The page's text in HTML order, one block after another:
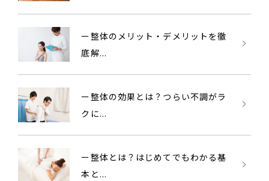
ー整体のメリット・デメリットを徹
底解...
ー整体の効果とは？つらい不調がラ
クに...
ー整体とは？はじめてでもわかる基
本と...